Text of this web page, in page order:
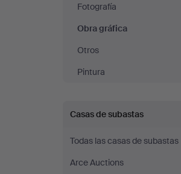
Auktionsverk
Magasin
Fotografía
Obra gráfica
Otros
Pintura
Casas de subastas
Todas las casas de subastas
Arce Auctions